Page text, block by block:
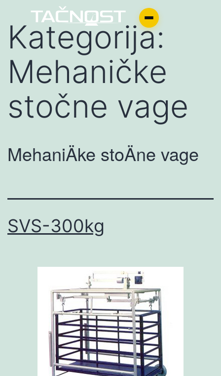
Kategorija:
Mehaničke
stočne vage
MehaniÄke stoÄne vage
SVS-300kg